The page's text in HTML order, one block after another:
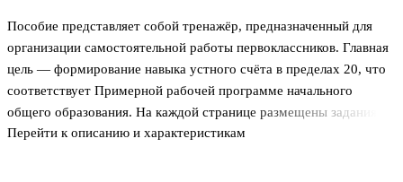
Пособие представляет собой тренажёр, предназначенный для
организации самостоятельной работы первоклассников. Главная
цель — формирование навыка устного счёта в пределах 20, что
соответствует Примерной рабочей программе начального
общего образования. На каждой странице размещены задания по
одной теме, однако подобраны они с учетом усложнения, что
Перейти к описанию и характеристикам